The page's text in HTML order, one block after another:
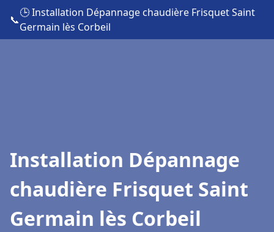
📞
🕒 Installation Dépannage chaudière Frisquet Saint
Germain lès Corbeil
Installation Dépannage
chaudière Frisquet Saint
Germain lès Corbeil